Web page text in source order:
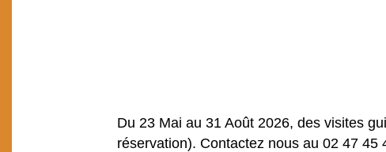
Du 23 Mai au 31 Août 2026, des visites
réservation). Contactez nous au 02 47